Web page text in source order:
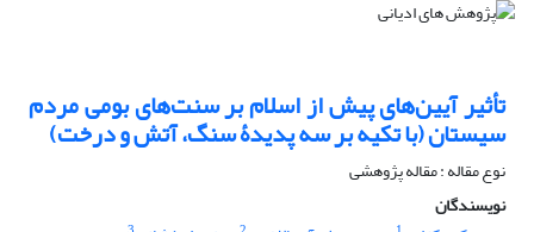
تأثیر آیین‌های پیش از اسلام بر سنت‌های بومی مردم
سیستان (با تکیه بر سه پدیدۀ سنگ، آتش و درخت)
نوع مقاله : مقاله پژوهشی
نویسندگان